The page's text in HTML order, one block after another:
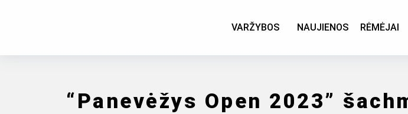
VARŽYBOS NAUJIENOS RĖMĖJAI
“Panevėžys Open 2023”